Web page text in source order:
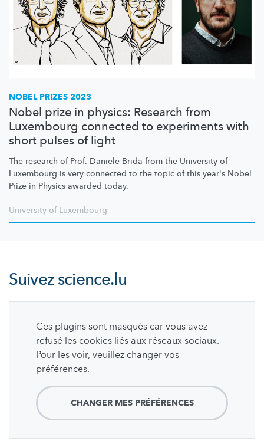
NOBEL PRIZES 2023
Nobel prize in physics: Research from
Luxembourg connected to experiments with
short pulses of light
The research of Prof. Daniele Brida from the University of
Luxembourg is very connected to the topic of this year's Nobel
Prize in Physics awarded today.
University of Luxembourg
Suivezscience.lu
Ces plugins sont masqués car vous avez
refusé les cookies liés aux réseaux sociaux.
Pour les voir, veuillez changer vos
préférences.
CHANGER MES PRÉFÉRENCES